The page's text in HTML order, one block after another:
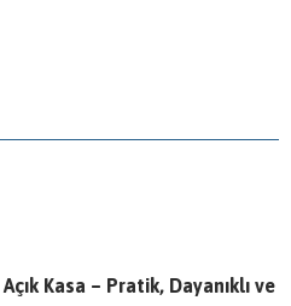
Kasa – Pratik, Dayanıklı ve